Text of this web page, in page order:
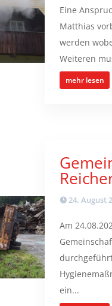
Eine
Matthias
werden
Weiteren
mehr lesen
24. August
Am
ein...